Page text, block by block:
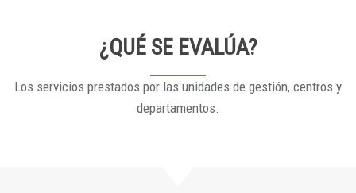
¿QUÉ SE EVALÚA?
Los servicios prestados por las unidades de gestión, centros y
departamentos.